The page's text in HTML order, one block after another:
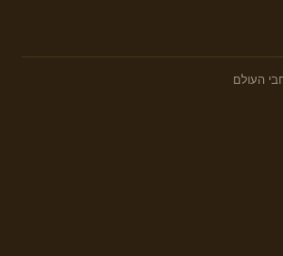
העולם